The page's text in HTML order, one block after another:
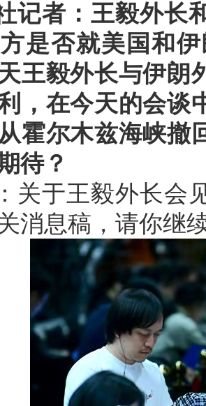
记者：王毅外长
是否就美国和
王毅外长与伊朗
，在今天的会谈
霍尔木兹海峡撤
待？
关于王毅外长会
消息稿，请你继